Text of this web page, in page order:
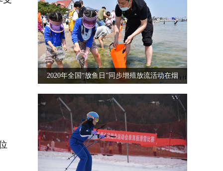
2020年全国“放鱼日”同步增殖放流活动在烟